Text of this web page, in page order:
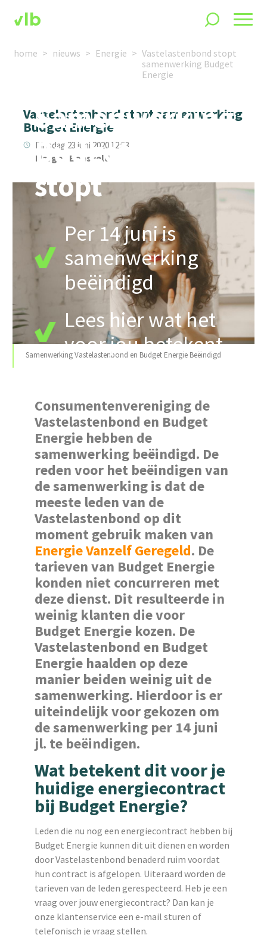
home nieuws Energie
Vastelastenbond stopt
samenwerking Budget
Energie
Vastelastenbond stopt samenwerking
Budget Energie
Dinsdag 23 juni 2020 12:53
Margot Boesveld
Samenwerking Vastelastenbond en Budget Energie Beëindigd
Samenwerking
Budget Energie
stopt
Per 14 juni is
samenwerking
beëindigd
Lees hier wat het
voor jou betekent
Consumentenvereniging de
Vastelastenbond en Budget
Energie hebben de
samenwerking beëindigd. De
reden voor het beëindigen van
de samenwerking is dat de
meeste leden van de
Vastelastenbond op dit
moment gebruik maken van
Energie Vanzelf Geregeld. De
tarieven van Budget Energie
konden niet concurreren met
deze dienst. Dit resulteerde in
weinig klanten die voor
Budget Energie kozen. De
Vastelastenbond en Budget
Energie haalden op deze
manier beiden weinig uit de
samenwerking. Hierdoor is er
uiteindelijk voor gekozen om
de samenwerking per 14 juni
jl. te beëindigen.
Wat betekent dit voor je
huidige energiecontract
bij Budget Energie?
Leden die nu nog een energiecontract hebben bij
Budget Energie kunnen dit uit dienen en worden
door Vastelastenbond benaderd ruim voordat
hun contract is afgelopen. Uiteraard worden de
tarieven van de leden gerespecteerd. Heb je een
vraag over jouw energiecontract? Dan kan je
onze klantenservice een e-mail sturen of
telefonisch je vraag stellen.